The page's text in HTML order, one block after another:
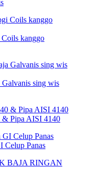
Coils kanggo
sing wis
& Pipa AISI 4140
Celup Panas